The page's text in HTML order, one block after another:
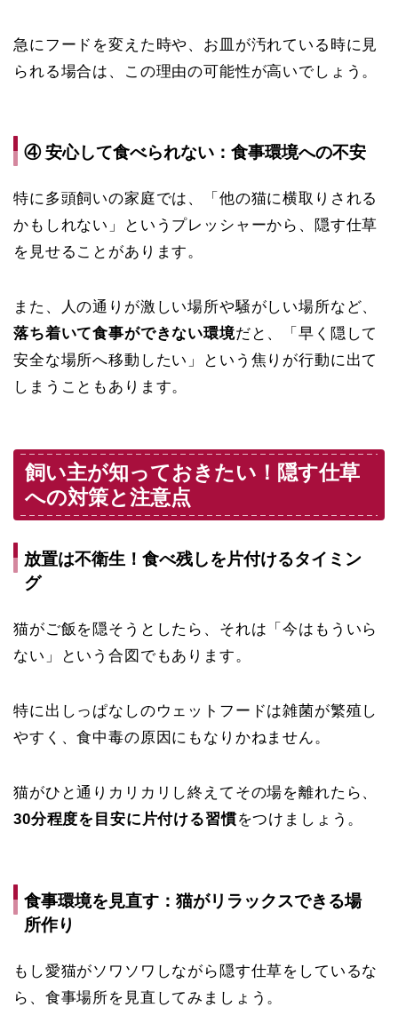
急にフードを変えた時や、お皿が汚れている時に見
られる場合は、この理由の可能性が高いでしょう。
④ 安心して食べられない：食事環境への不安
特に多頭飼いの家庭では、「他の猫に横取りされる
かもしれない」というプレッシャーから、隠す仕草
を見せることがあります。
また、人の通りが激しい場所や騒がしい場所など、
落ち着いて食事ができない環境だと、「早く隠して
安全な場所へ移動したい」という焦りが行動に出て
しまうこともあります。
飼い主が知っておきたい！隠す仕草
への対策と注意点
放置は不衛生！食べ残しを片付けるタイミン
グ
猫がご飯を隠そうとしたら、それは「今はもういら
ない」という合図でもあります。
特に出しっぱなしのウェットフードは雑菌が繁殖し
やすく、食中毒の原因にもなりかねません。
猫がひと通りカリカリし終えてその場を離れたら、
30分程度を目安に片付ける習慣をつけましょう。
食事環境を見直す：猫がリラックスできる場
所作り
もし愛猫がソワソワしながら隠す仕草をしているな
ら、食事場所を見直してみましょう。